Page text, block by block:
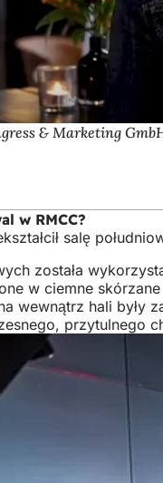
& Marketing
w RMCC?
salę
została
w ciemne
wewnątrz hali były
przytulnego